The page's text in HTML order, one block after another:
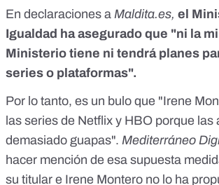
En declaraciones a Maldita.es, el
Igualdad ha asegurado que "ni la
Ministerio tiene ni tendrá planes
series o plataformas".
Por lo tanto, es un bulo que "Irene
las series de Netflix y HBO porque las
demasiado guapas". Mediterráneo
hacer mención de esa supuesta
su titular e Irene Montero no lo ha